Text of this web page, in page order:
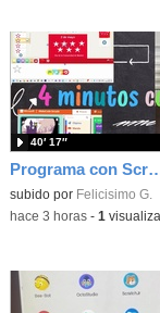
Programa con Scratch juegos con los partidos del
Contenido educativo.
subido por Felicisimo G.
40′ 17″
-hace 3 horas- 1